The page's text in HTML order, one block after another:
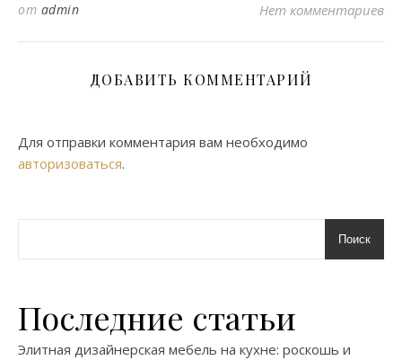
от admin Нет комментариев
ДОБАВИТЬ КОММЕНТАРИЙ
Для отправки комментария вам необходимо
авторизоваться.
Поиск
Последние статьи
Элитная дизайнерская мебель на кухне: роскошь и